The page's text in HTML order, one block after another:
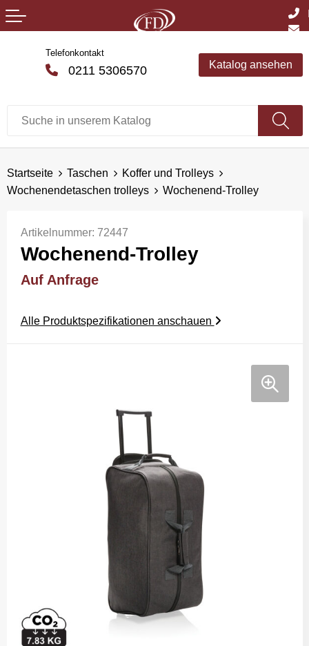
Telefonkontakt
0211 5306570 Katalog ansehen
Startseite Taschen
Koffer und Trolleys
Wochenendetaschen trolleys
Wochenend-Trolley
Artikelnummer: 72447
Wochenend-Trolley
Auf Anfrage
Alle Produktspezifikationen anschauen